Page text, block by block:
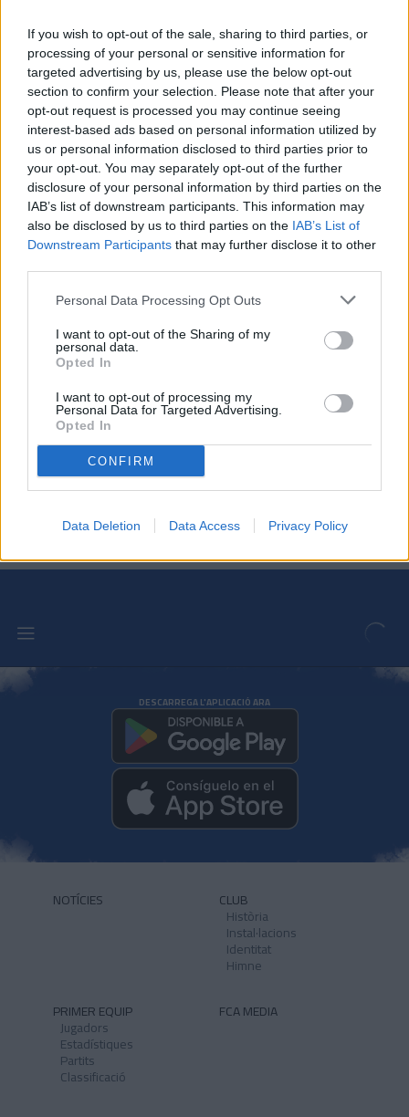
If you wish to opt-out of the sale, sharing to third parties, or
processing of your personal or sensitive information for
targeted advertising by us, please use the below opt-out
section to confirm your selection. Please note that after your
opt-out request is processed you may continue seeing
interest-based ads based on personal information utilized by
us or personal information disclosed to third parties prior to
your opt-out. You may separately opt-out of the further
disclosure of your personal information by third parties on the
IAB’s list of downstream participants. This information may
also be disclosed by us to third parties on the IAB’s List of
Downstream Participants that may further disclose it to other
Personal Data Processing Opt Outs
I want to opt-out of the Sharing of my
personal data.
Opted In
I want to opt-out of processing my
Personal Data for Targeted Advertising.
Opted In
CONFIRM
Data Deletion Data Access Privacy Policy
oportunitat per sentenciar en una ràpida transició que Víctor
va salvar molt bé, però tot i els esforços del Juvenil, el
marcador no es va moure i l'Andorra no va aconseguir
estrenar la lliga amb un bon resultat.
#SomTricolors
Notícies relacionades
El Cadet tanca la temporada amb
victòria
BASE
El Juvenil empata i no aconsegueix la
salvació
BASE
El Juvenil es jugarà la salvació a la
darrera jornada
L'Infantil S13 aconsegueix la primera
BASE
DESCARREGA L'APLICACIÓ ARA
NOTÍCIES CLUB
Història
Instal·lacions
Identitat
Himne
PRIMER EQUIP
Jugadors
Estadístiques
Partits
Classificació
FCA MEDIA